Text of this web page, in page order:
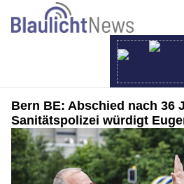
Bern BE: Abschied nach 36
Sanitätspolizei würdigt